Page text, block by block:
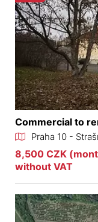
Commercial to
Praha 10 -
8,500 CZK
without VAT